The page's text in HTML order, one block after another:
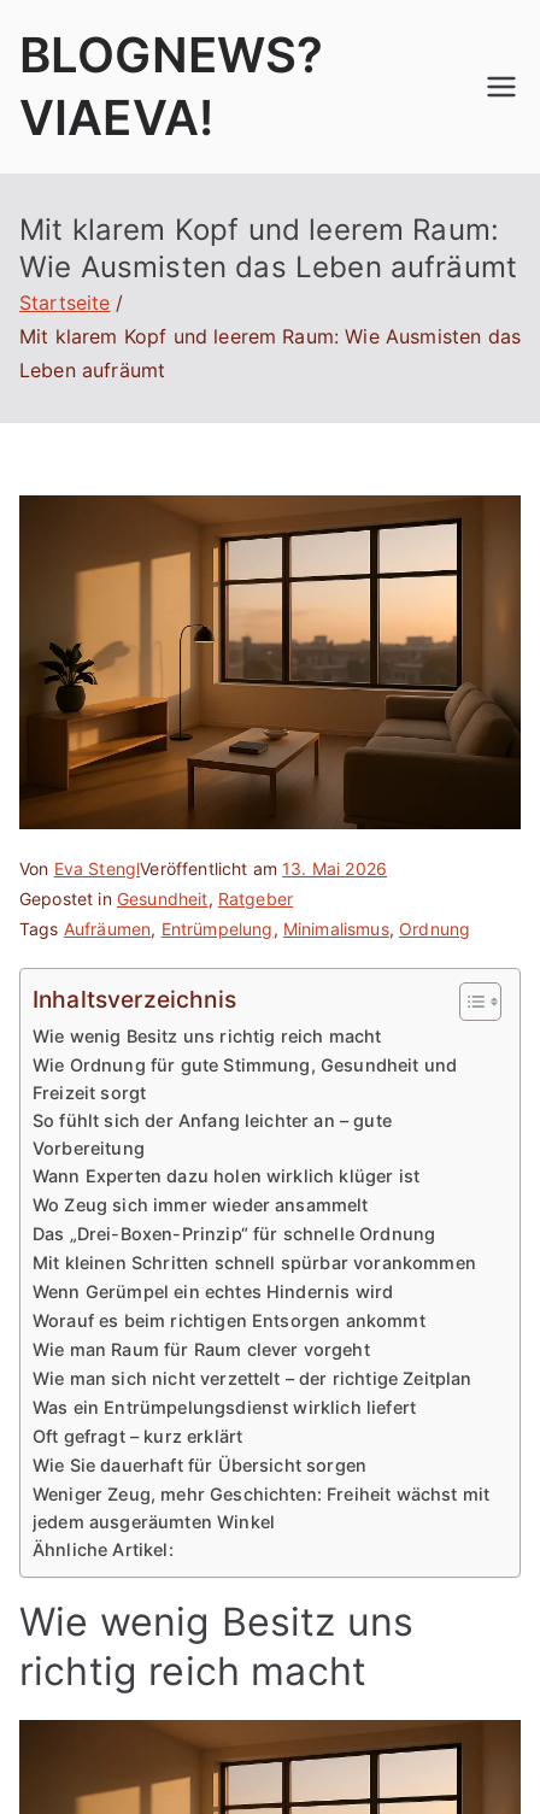
InhaltBLOGNEWS?
VIAEVA!
Mit klarem Kopf und leerem Raum:
Wie Ausmisten das Leben aufräumt
Startseite
Mit klarem Kopf und leerem Raum: Wie Ausmisten das
Leben aufräumt
Von Eva StenglVeröffentlicht am13. Mai 2026
Gepostet in Gesundheit, Ratgeber
Tags Aufräumen, Entrümpelung, Minimalismus, Ordnung
Inhaltsverzeichnis
Wie wenig Besitz uns richtig reich macht
Wie Ordnung für gute Stimmung, Gesundheit und
Freizeit sorgt
So fühlt sich der Anfang leichter an – gute
Vorbereitung
Wann Experten dazu holen wirklich klüger ist
Wo Zeug sich immer wieder ansammelt
Das „Drei-Boxen-Prinzip“ für schnelle Ordnung
Mit kleinen Schritten schnell spürbar vorankommen
Wenn Gerümpel ein echtes Hindernis wird
Worauf es beim richtigen Entsorgen ankommt
Wie man Raum für Raum clever vorgeht
Wie man sich nicht verzettelt – der richtige Zeitplan
Was ein Entrümpelungsdienst wirklich liefert
Oft gefragt – kurz erklärt
Wie Sie dauerhaft für Übersicht sorgen
Weniger Zeug, mehr Geschichten: Freiheit wächst mit
jedem ausgeräumten Winkel
Ähnliche Artikel:
Wie wenig Besitz uns
richtig reich macht